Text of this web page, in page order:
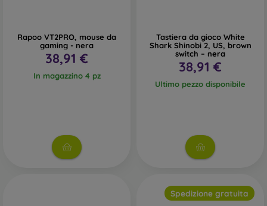
Rapoo VT2PRO, mouse da
gaming - nera
38,91 €
In magazzino 4 pz
Tastiera da gioco White
Shark Shinobi 2, US, brown
switch – nera
38,91 €
Ultimo pezzo disponibile
Spedizione gratuita